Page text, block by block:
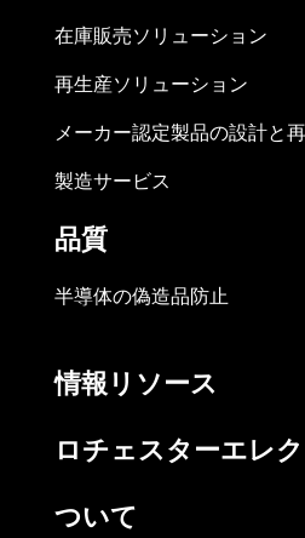
在庫販売ソリューション
再生産ソリューション
メーカー認定製品の設計と
製造サービス
品質
半導体の偽造品防止
情報リソース
ロチェスターエレ
ついて